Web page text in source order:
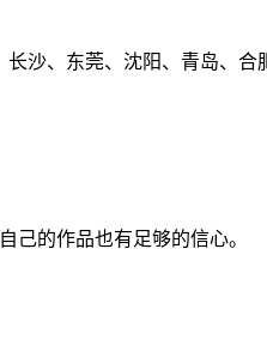
沙、东莞、沈阳、青岛、合
己的作品也有足够的信心。